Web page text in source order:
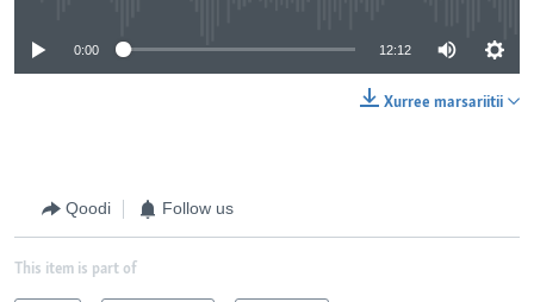
0:00 12:12
Xurree marsariitii
Qoodi Follow us
This item is part of